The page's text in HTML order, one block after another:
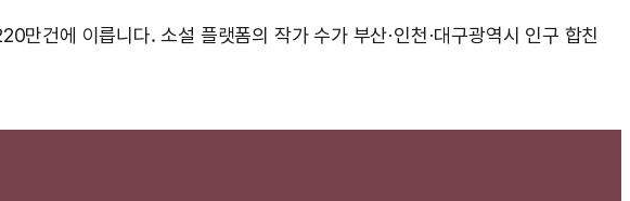
건에 이릅니다. 소설 플랫폼의 작가 수가 부산·인천·대구광역시 인구 합친